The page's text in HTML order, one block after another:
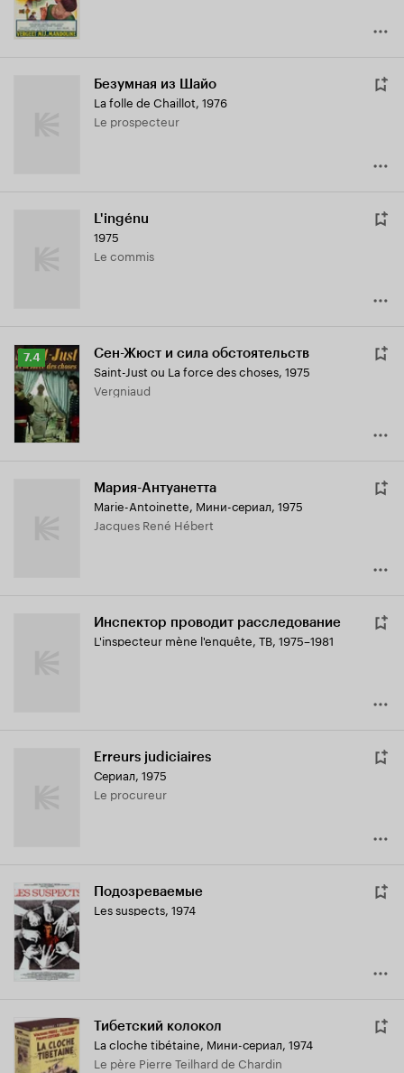
Безумная из Шайо
La folle de Chaillot, 1976
Le prospecteur
L'ingénu
1975
Le commis
Рейтинг
Кинопоиска
7.4
7.4 Сен-Жюст и сила обстоятельств
Saint-Just ou La force des choses, 1975
Vergniaud
Мария-Антуанетта
Marie-Antoinette, Мини-сериал, 1975
Jacques René Hébert
Инспектор проводит расследование
L'inspecteur mène l'enquête, ТВ, 1975–1981
Erreurs judiciaires
Сериал, 1975
Le procureur
Подозреваемые
Les suspects, 1974
Тибетский колокол
La cloche tibétaine, Мини-сериал, 1974
Le père Pierre Teilhard de Chardin